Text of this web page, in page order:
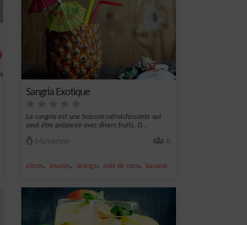
Sangria Exotique
La sangria est une boisson rafraîchissante qui
peut être préparée avec divers fruits. D...
Moyenne 8
citron, ananas, orange, noix de coco, banane